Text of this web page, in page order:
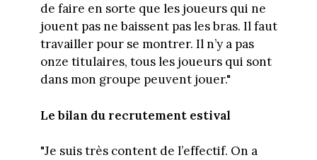
de faire en sorte que les joueurs qui ne
jouent pas ne baissent pas les bras. Il faut
travailler pour se montrer. Il n’y a pas
onze titulaires, tous les joueurs qui sont
dans mon groupe peuvent jouer."
Le bilan du recrutement estival
"Je suis très content de l’effectif. On a